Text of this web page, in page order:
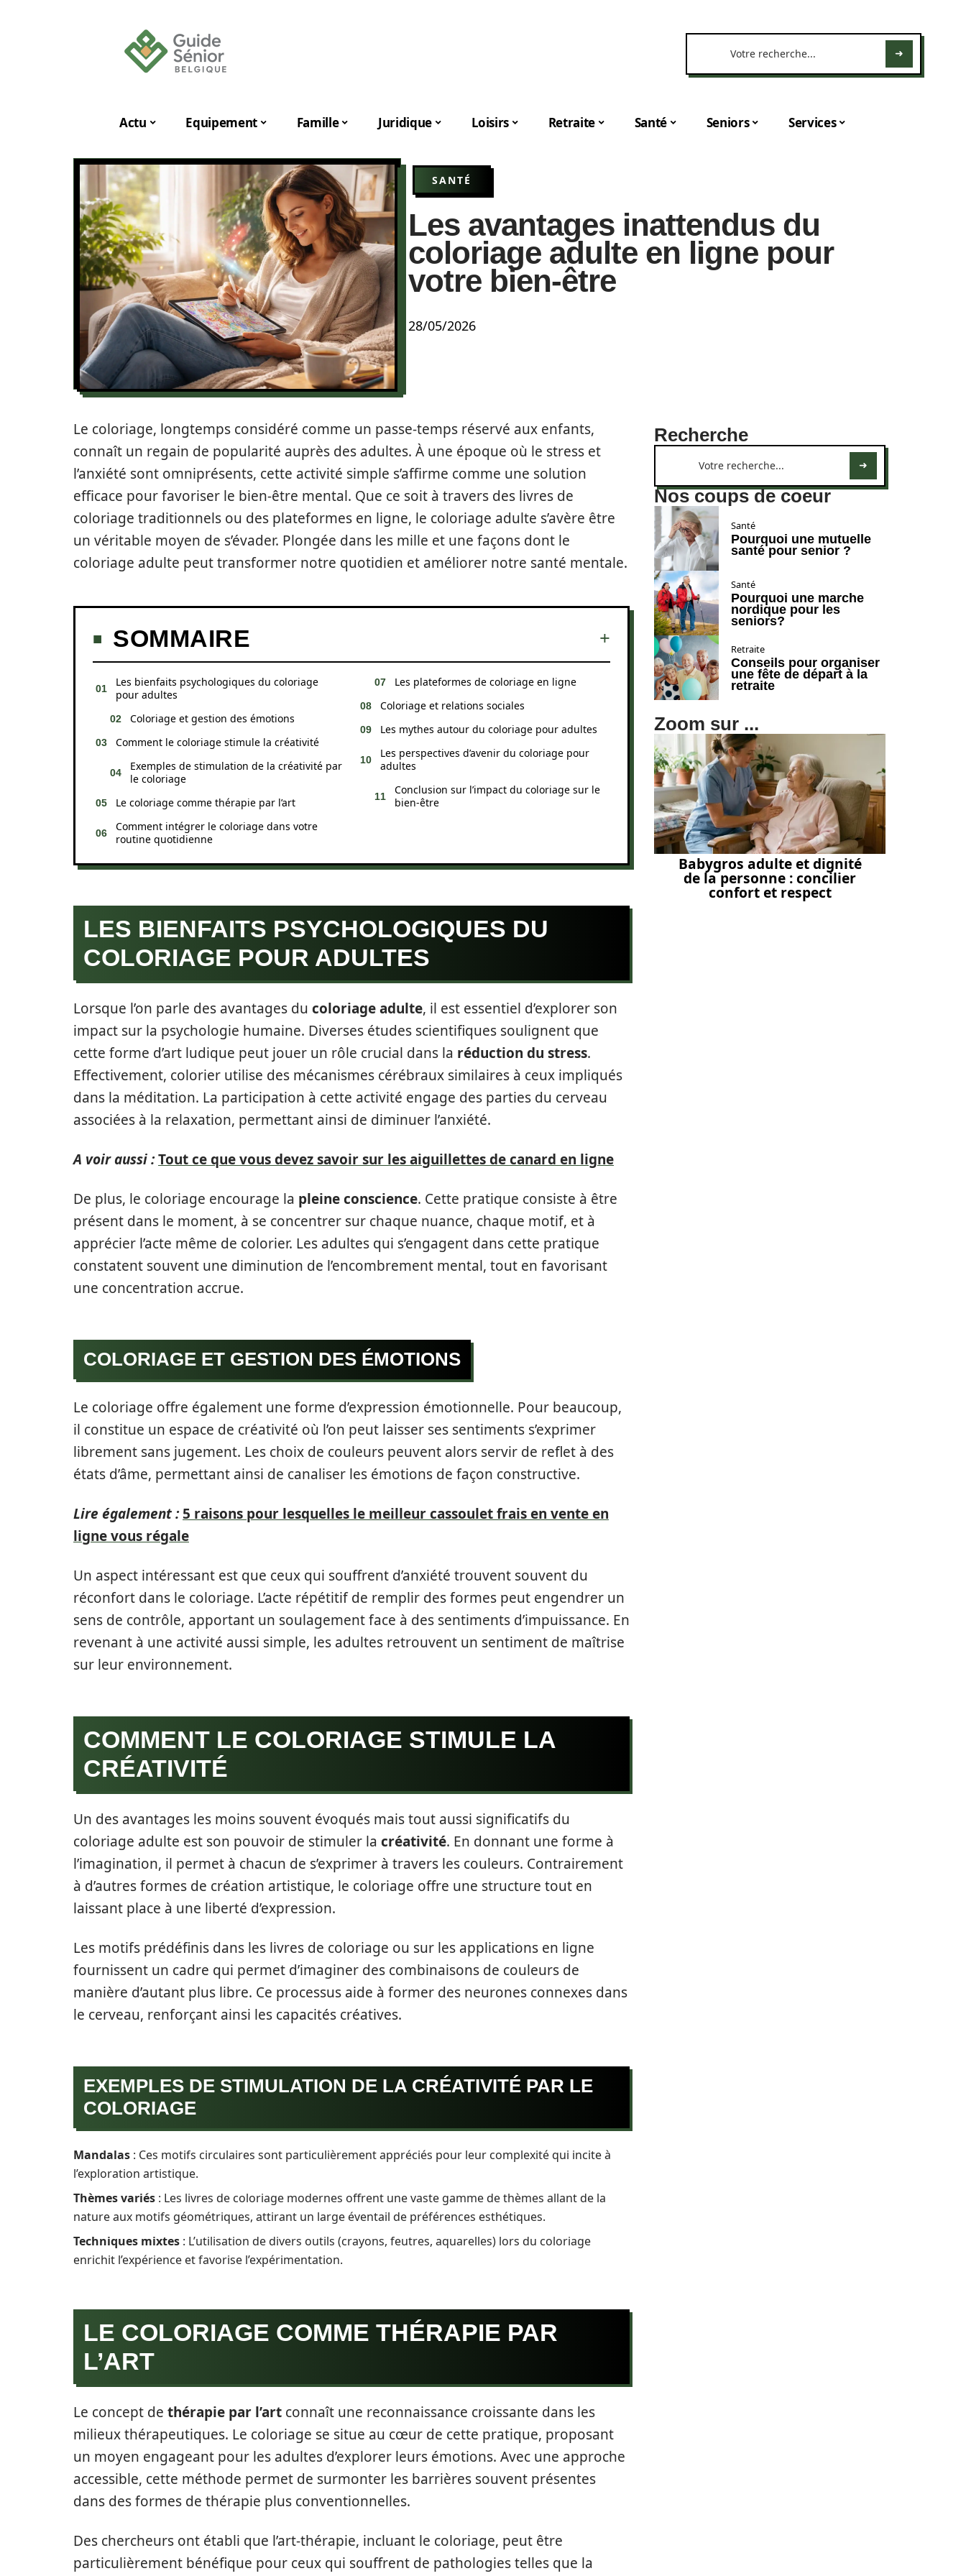
Actu Equipement Famille Juridique Loisirs Retraite Santé Seniors Services
SANTÉ
Les avantages inattendus du
coloriage adulte en ligne pour
votre bien-être
28/05/2026
Le coloriage, longtemps considéré comme un passe-temps réservé aux enfants,
connaît un regain de popularité auprès des adultes. À une époque où le stress et
l’anxiété sont omniprésents, cette activité simple s’affirme comme une solution
efficace pour favoriser le bien-être mental. Que ce soit à travers des livres de
coloriage traditionnels ou des plateformes en ligne, le coloriage adulte s’avère être
un véritable moyen de s’évader. Plongée dans les mille et une façons dont le
coloriage adulte peut transformer notre quotidien et améliorer notre santé mentale.
SOMMAIRE
Les bienfaits psychologiques du coloriage
pour adultes
Coloriage et gestion des émotions
Comment le coloriage stimule la créativité
Exemples de stimulation de la créativité par
le coloriage
Le coloriage comme thérapie par l’art
Comment intégrer le coloriage dans votre
routine quotidienne
Les plateformes de coloriage en ligne
Coloriage et relations sociales
Les mythes autour du coloriage pour adultes
Les perspectives d’avenir du coloriage pour
adultes
Conclusion sur l’impact du coloriage sur le
bien-être
LES BIENFAITS PSYCHOLOGIQUES DU
COLORIAGE POUR ADULTES
Lorsque l’on parle des avantages du coloriage adulte, il est essentiel d’explorer son
impact sur la psychologie humaine. Diverses études scientifiques soulignent que
cette forme d’art ludique peut jouer un rôle crucial dans la réduction du stress.
Effectivement, colorier utilise des mécanismes cérébraux similaires à ceux impliqués
dans la méditation. La participation à cette activité engage des parties du cerveau
associées à la relaxation, permettant ainsi de diminuer l’anxiété.
A voir aussi :Tout ce que vous devez savoir sur les aiguillettes de canard en ligne
De plus, le coloriage encourage la pleine conscience. Cette pratique consiste à être
présent dans le moment, à se concentrer sur chaque nuance, chaque motif, et à
apprécier l’acte même de colorier. Les adultes qui s’engagent dans cette pratique
constatent souvent une diminution de l’encombrement mental, tout en favorisant
une concentration accrue.
COLORIAGE ET GESTION DES ÉMOTIONS
Le coloriage offre également une forme d’expression émotionnelle. Pour beaucoup,
il constitue un espace de créativité où l’on peut laisser ses sentiments s’exprimer
librement sans jugement. Les choix de couleurs peuvent alors servir de reflet à des
états d’âme, permettant ainsi de canaliser les émotions de façon constructive.
Lire également : 5 raisons pour lesquelles le meilleur cassoulet frais en vente en
ligne vous régale
Un aspect intéressant est que ceux qui souffrent d’anxiété trouvent souvent du
réconfort dans le coloriage. L’acte répétitif de remplir des formes peut engendrer un
sens de contrôle, apportant un soulagement face à des sentiments d’impuissance. En
revenant à une activité aussi simple, les adultes retrouvent un sentiment de maîtrise
sur leur environnement.
COMMENT LE COLORIAGE STIMULE LA
CRÉATIVITÉ
Un des avantages les moins souvent évoqués mais tout aussi significatifs du
coloriage adulte est son pouvoir de stimuler la créativité. En donnant une forme à
l’imagination, il permet à chacun de s’exprimer à travers les couleurs. Contrairement
à d’autres formes de création artistique, le coloriage offre une structure tout en
laissant place à une liberté d’expression.
Les motifs prédéfinis dans les livres de coloriage ou sur les applications en ligne
fournissent un cadre qui permet d’imaginer des combinaisons de couleurs de
manière d’autant plus libre. Ce processus aide à former des neurones connexes dans
le cerveau, renforçant ainsi les capacités créatives.
EXEMPLES DE STIMULATION DE LA CRÉATIVITÉ PAR LE
COLORIAGE
Mandalas : Ces motifs circulaires sont particulièrement appréciés pour leur complexité qui incite à
l’exploration artistique.
Thèmes variés : Les livres de coloriage modernes offrent une vaste gamme de thèmes allant de la
nature aux motifs géométriques, attirant un large éventail de préférences esthétiques.
Techniques mixtes : L’utilisation de divers outils (crayons, feutres, aquarelles) lors du coloriage
enrichit l’expérience et favorise l’expérimentation.
LE COLORIAGE COMME THÉRAPIE PAR
L’ART
Le concept de thérapie par l’art connaît une reconnaissance croissante dans les
milieux thérapeutiques. Le coloriage se situe au cœur de cette pratique, proposant
un moyen engageant pour les adultes d’explorer leurs émotions. Avec une approche
accessible, cette méthode permet de surmonter les barrières souvent présentes
dans des formes de thérapie plus conventionnelles.
Des chercheurs ont établi que l’art-thérapie, incluant le coloriage, peut être
particulièrement bénéfique pour ceux qui souffrent de pathologies telles que la
Recherche
Nos coups de coeur
Santé
Pourquoi une mutuelle
santé pour senior ?
Santé
Pourquoi une marche
nordique pour les
seniors?
Retraite
Conseils pour organiser
une fête de départ à la
retraite
Zoom sur ...
Babygros adulte et dignité
de la personne : concilier
confort et respect